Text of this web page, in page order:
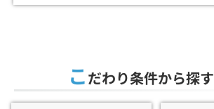
こだわり条件から探す